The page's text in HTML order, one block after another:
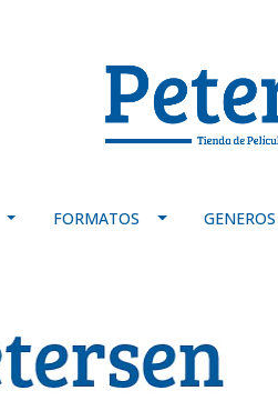
FORMATOS GENEROS